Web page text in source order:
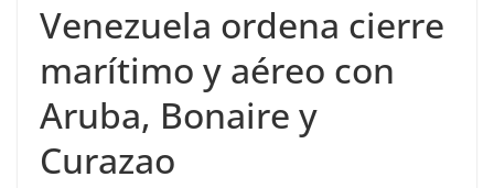
Venezuela ordena cierre
marítimo y aéreo con
Aruba, Bonaire y
Curazao